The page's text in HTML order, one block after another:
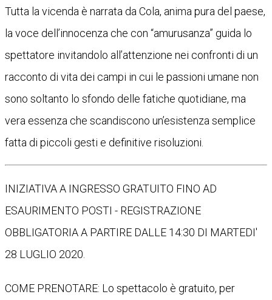
Tutta la vicenda è narrata da Cola, anima pura del paese,
la voce dell’innocenza che con “amurusanza” guida lo
spettatore invitandolo all’attenzione nei confronti di un
racconto di vita dei campi in cui le passioni umane non
sono soltanto lo sfondo delle fatiche quotidiane, ma
vera essenza che scandiscono un’esistenza semplice
fatta di piccoli gesti e definitive risoluzioni.
INIZIATIVA A INGRESSO GRATUITO FINO AD
ESAURIMENTO POSTI - REGISTRAZIONE
OBBLIGATORIA A PARTIRE DALLE 14:30 DI MARTEDI'
28 LUGLIO 2020.
COME PRENOTARE: Lo spettacolo è gratuito, per